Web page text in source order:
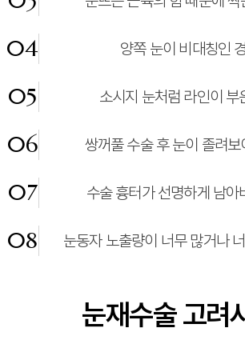
04 양쪽 눈이 비대칭인
05 소시지 눈처럼 라인이 부
06 쌍꺼풀 수술 후 눈이 졸려
07 수술 흉터가 선명하게 남아
08 눈동자 노출량이 너무 많거나
눈재수술 고려